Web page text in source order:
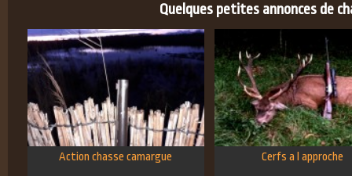
Quelques petites annonces de
Action chasse camargue Cerfs a l approche